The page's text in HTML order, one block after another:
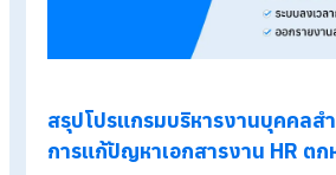
โปรแกรมบริหารงานบุคคลที่สามารถ
ได้อย่างรวดเร็วและReal Time อีกทั้
เลยทีเดียว